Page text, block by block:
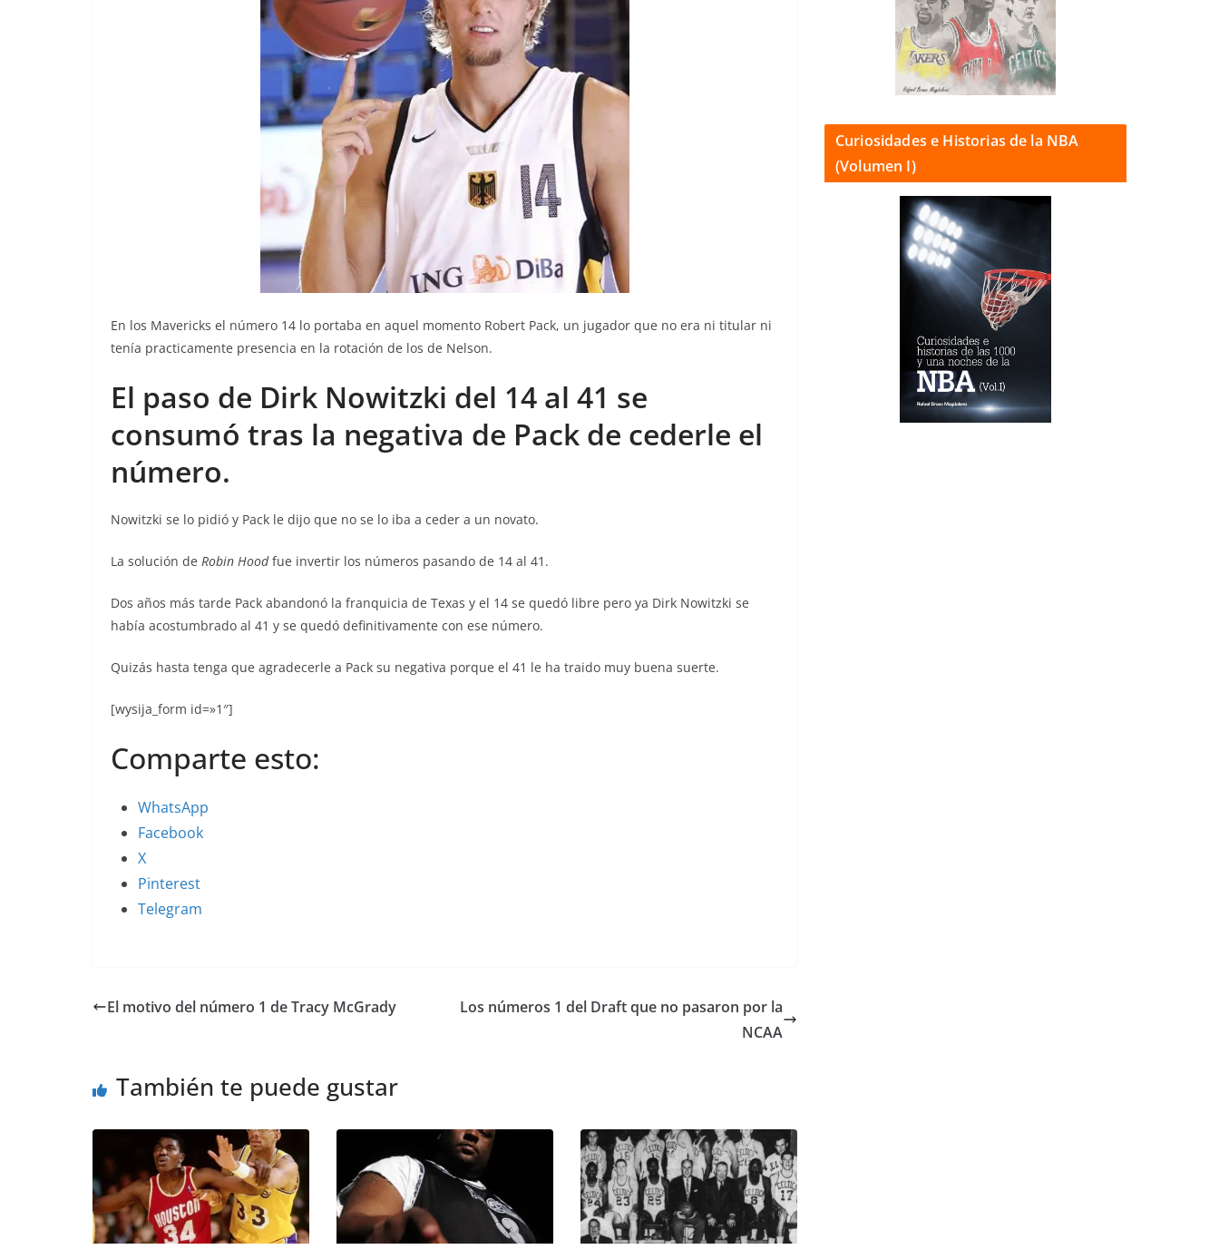
En los Mavericks el número 14 lo portaba en aquel momento Robert Pack, un jugador que no era ni titular ni
tenía practicamente presencia en la rotación de los de Nelson.
El paso de Dirk Nowitzki del 14 al 41 se
consumó tras la negativa de Pack de cederle el
número.
Nowitzki se lo pidió y Pack le dijo que no se lo iba a ceder a un novato.
La solución de Robin Hoodfue invertir los números pasando de 14 al 41.
Dos años más tarde Pack abandonó la franquicia de Texas y el 14 se quedó libre pero ya Dirk Nowitzki se
había acostumbrado al 41 y se quedó definitivamente con ese número.
Quizás hasta tenga que agradecerle a Pack su negativa porque el 41 le ha traido muy buena suerte.
[wysija_form id=»1″]
Comparte esto:
WhatsApp
Facebook
X
Pinterest
Telegram
El motivo del número 1 de Tracy McGrady
Los números 1 del Draft que no pasaron por la
NCAA
También te puede gustar
Curiosidades e Historias de la NBA
(Volumen I)